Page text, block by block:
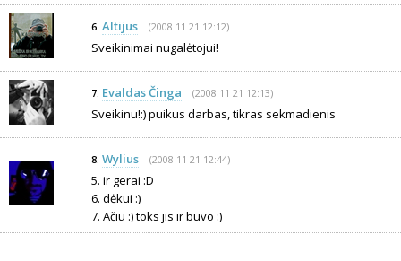
6. Altijus (2008 11 21 12:12)
Sveikinimai nugalėtojui!
7. Evaldas Činga (2008 11 21 12:13)
Sveikinu!:) puikus darbas, tikras sekmadienis
8. Wylius (2008 11 21 12:44)
5. ir gerai :D
6. dėkui :)
7. Ačiū :) toks jis ir buvo :)